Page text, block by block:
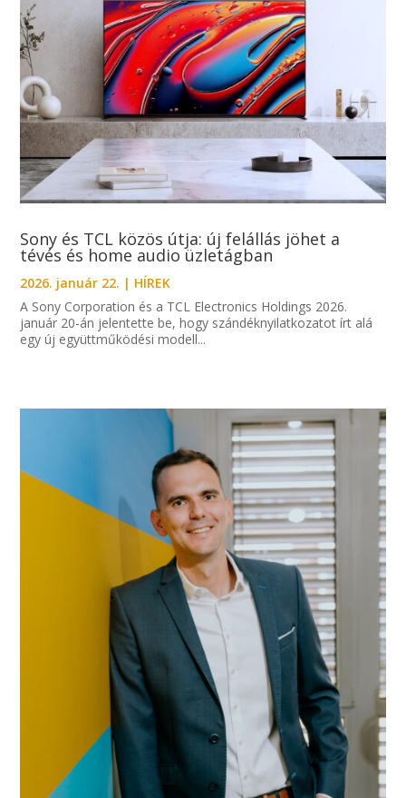
Sony és TCL közös útja: új felállás jöhet a
tévés és home audio üzletágban
2026. január 22. | HÍREK
A Sony Corporation és a TCL Electronics Holdings 2026.
január 20-án jelentette be, hogy szándéknyilatkozatot írt alá
egy új együttműködési modell...